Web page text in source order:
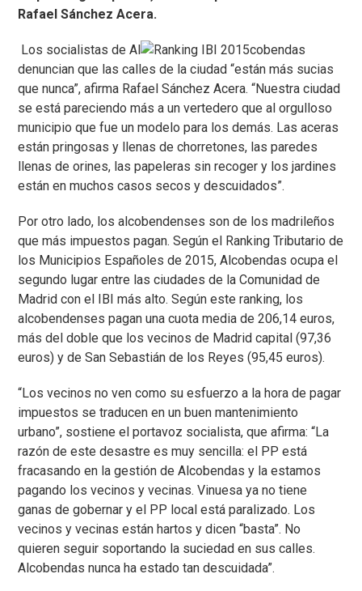
Rafael Sánchez Acera.
Los socialistas de Al
cobendas
denuncian que las calles de la ciudad “están más sucias
que nunca”, afirma Rafael Sánchez Acera. “Nuestra ciudad
se está pareciendo más a un vertedero que al orgulloso
municipio que fue un modelo para los demás. Las aceras
están pringosas y llenas de chorretones, las paredes
llenas de orines, las papeleras sin recoger y los jardines
están en muchos casos secos y descuidados”.
Por otro lado, los alcobendenses son de los madrileños
que más impuestos pagan. Según el Ranking Tributario de
los Municipios Españoles de 2015, Alcobendas ocupa el
segundo lugar entre las ciudades de la Comunidad de
Madrid con el IBI más alto. Según este ranking, los
alcobendenses pagan una cuota media de 206,14 euros,
más del doble que los vecinos de Madrid capital (97,36
euros) y de San Sebastián de los Reyes (95,45 euros).
“Los vecinos no ven como su esfuerzo a la hora de pagar
impuestos se traducen en un buen mantenimiento
urbano”, sostiene el portavoz socialista, que afirma: “La
razón de este desastre es muy sencilla: el PP está
fracasando en la gestión de Alcobendas y la estamos
pagando los vecinos y vecinas. Vinuesa ya no tiene
ganas de gobernar y el PP local está paralizado. Los
vecinos y vecinas están hartos y dicen “basta”. No
quieren seguir soportando la suciedad en sus calles.
Alcobendas nunca ha estado tan descuidada”.